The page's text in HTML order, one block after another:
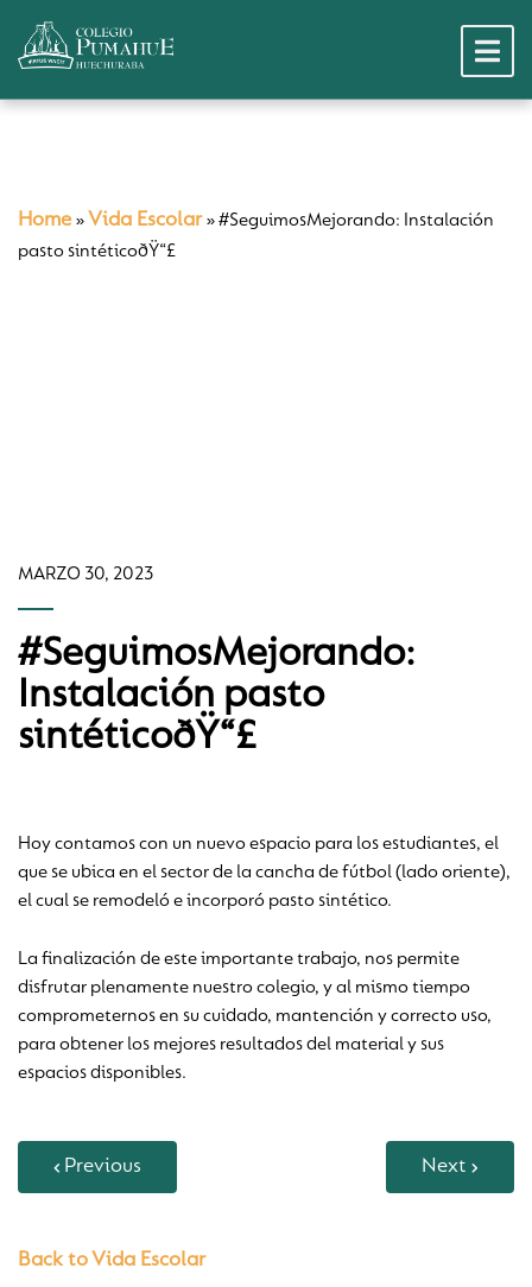
Home » Vida Escolar»#SeguimosMejorando: Instalación
pasto sintéticoðŸ“£
MARZO 30, 2023
#SeguimosMejorando:
Instalación pasto
sintéticoðŸ“£
Hoy contamos con un nuevo espacio para los estudiantes, el
que se ubica en el sector de la cancha de fútbol (lado oriente),
el cual se remodeló e incorporó pasto sintético.
La finalización de este importante trabajo, nos permite
disfrutar plenamente nuestro colegio, y al mismo tiempo
comprometernos en su cuidado, mantención y correcto uso,
para obtener los mejores resultados del material y sus
espacios disponibles.
Previous Next
Back to Vida Escolar